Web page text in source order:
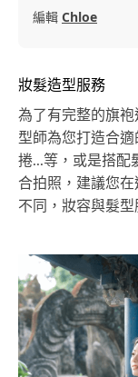
編輯 Chloe
妝髮造型服務
為了有完整的旗
型師為您打造合
捲...等，或是搭配
合拍照，建議您
不同，妝容與髮型